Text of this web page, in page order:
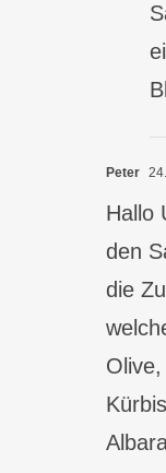
Peter
Hallo
den
die